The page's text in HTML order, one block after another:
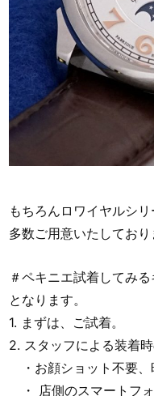
もちろんロワイヤルシ
多数ご用意いたしており
＃ペキニエ試着してみ
となります。
1. まずは、ご試着。
2. スタッフによる装着
・お顔ショット不要、
・ 店側のスマートフ